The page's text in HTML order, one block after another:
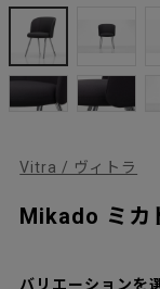
Vitra / ヴィトラ
Mikado ミカ
バリエーションを